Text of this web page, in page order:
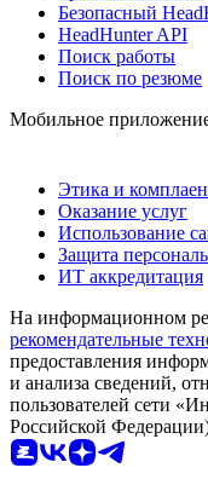
Безопасный
HeadHunter API
Поиск работы
Поиск по резюме
Мобильное
Этика и
Оказание услуг
Использование
Защита
ИТ аккредитация
На информационном
рекомендательные
предоставления
и анализа сведений,
пользователей сети
Российской